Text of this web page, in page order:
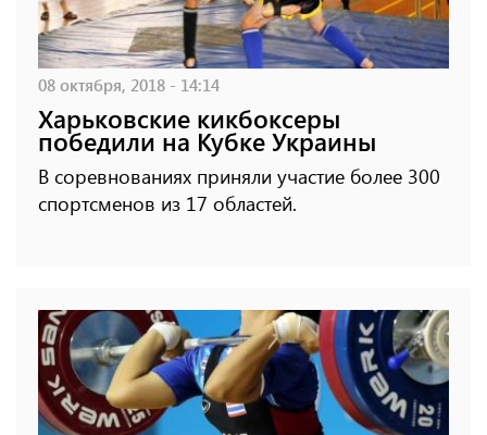
08 октября, 2018 - 14:14
Харьковские кикбоксеры
победили на Кубке Украины
В соревнованиях приняли участие более 300
спортсменов из 17 областей.